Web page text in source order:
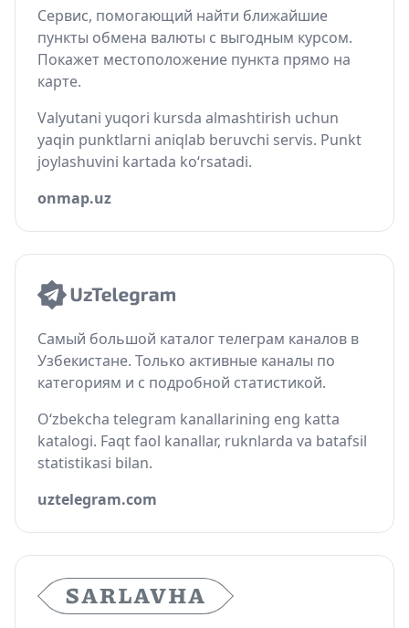
Сервис, помогающий найти ближайшие
пункты обмена валюты с выгодным курсом.
Покажет местоположение пункта прямо на
карте.
Valyutani yuqori kursda almashtirish uchun
yaqin punktlarni aniqlab beruvchi servis. Punkt
joylashuvini kartada ko‘rsatadi.
onmap.uz
Самый большой каталог телеграм каналов в
Узбекистане. Только активные каналы по
категориям и с подробной статистикой.
O‘zbekcha telegram kanallarining eng katta
katalogi. Faqt faol kanallar, ruknlarda va batafsil
statistikasi bilan.
uztelegram.com